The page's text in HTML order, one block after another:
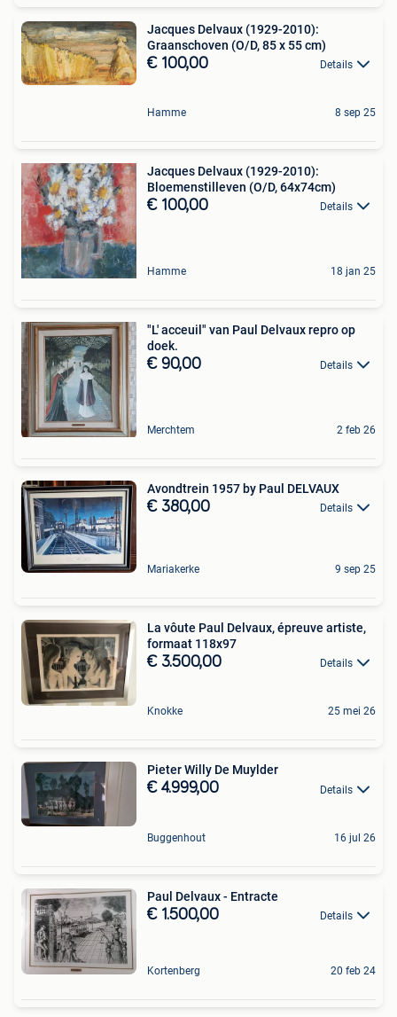
Jacques Delvaux (1929-2010):
Graanschoven (O/D, 85 x 55 cm)
€ 100,00 Details
Hamme 8 sep 25
Jacques Delvaux (1929-2010):
Bloemenstilleven (O/D, 64x74cm)
€ 100,00 Details
Hamme 18 jan 25
"L' acceuil" van Paul Delvaux repro op
doek.
€ 90,00 Details
Merchtem 2 feb 26
Avondtrein 1957 by Paul DELVAUX
€ 380,00 Details
Mariakerke 9 sep 25
La vôute Paul Delvaux, épreuve artiste,
formaat 118x97
€ 3.500,00 Details
Knokke 25 mei 26
Pieter Willy De Muylder
€ 4.999,00 Details
Buggenhout 16 jul 26
Paul Delvaux - Entracte
€ 1.500,00 Details
Kortenberg 20 feb 24